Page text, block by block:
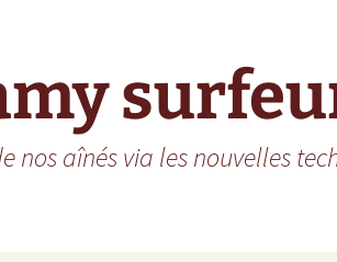
nos aînés via les nouvelles